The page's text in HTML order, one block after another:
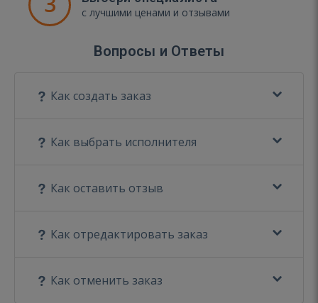
с лучшими ценами и отзывами
Вопросы и Ответы
Как создать заказ
Как выбрать исполнителя
Как оставить отзыв
Как отредактировать заказ
Как отменить заказ